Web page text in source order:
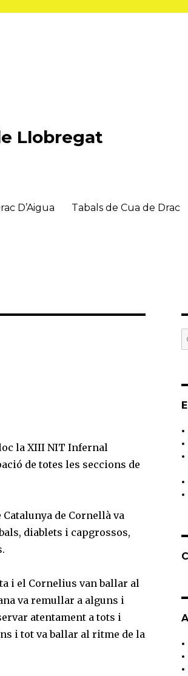
Llobregat
D’Aigua Tabals de Cua de Drac
la XIII NIT Infernal
de totes les seccions de
Catalunya de Cornellà va
diablets i capgrossos,
i el Cornelius van ballar al
va remullar a alguns i
atentament a tots i
i tot va ballar al ritme de la